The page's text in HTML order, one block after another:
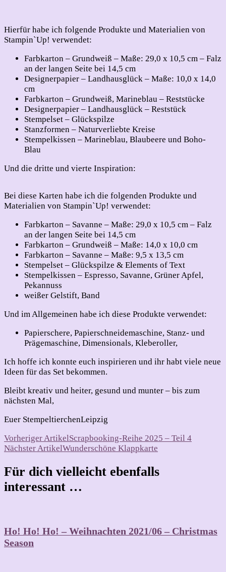
Hierfür habe ich folgende Produkte und Materialien von
Stampin`Up! verwendet:
Farbkarton – Grundweiß – Maße: 29,0 x 10,5 cm – Falz
an der langen Seite bei 14,5 cm
Designerpapier – Landhausglück – Maße: 10,0 x 14,0
cm
Farbkarton – Grundweiß, Marineblau – Reststücke
Designerpapier – Landhausglück – Reststück
Stempelset – Glückspilze
Stanzformen – Naturverliebte Kreise
Stempelkissen – Marineblau, Blaubeere und Boho-
Blau
Und die dritte und vierte Inspiration:
Bei diese Karten habe ich die folgenden Produkte und
Materialien von Stampin`Up! verwendet:
Farbkarton – Savanne – Maße: 29,0 x 10,5 cm – Falz
an der langen Seite bei 14,5 cm
Farbkarton – Grundweiß – Maße: 14,0 x 10,0 cm
Farbkarton – Savanne – Maße: 9,5 x 13,5 cm
Stempelset – Glückspilze & Elements of Text
Stempelkissen – Espresso, Savanne, Grüner Apfel,
Pekannuss
weißer Gelstift, Band
Und im Allgemeinen habe ich diese Produkte verwendet:
Papierschere, Papierschneidemaschine, Stanz- und
Prägemaschine, Dimensionals, Kleberoller,
Ich hoffe ich konnte euch inspirieren und ihr habt viele neue
Ideen für das Set bekommen.
Bleibt kreativ und heiter, gesund und munter – bis zum
nächsten Mal,
Euer StempeltierchenLeipzig
Beitragsnavigation
Vorheriger ArtikelScrapbooking-Reihe 2025 – Teil 4
Nächster ArtikelWunderschöne Klappkarte
Für dich vielleicht ebenfalls
interessant …
Ho! Ho! Ho! – Weihnachten 2021/06 – Christmas
Season